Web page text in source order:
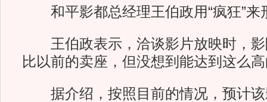
和平影都总经理王伯政用“疯狂”来
王伯政表示，洽谈影片放映时，影
比以前的卖座，但没想到能达到这么
据介绍，按照目前的情况，预计该